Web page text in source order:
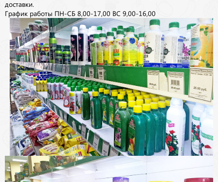
доставки.
График работы ПН-СБ 8,00-17,00 ВС 9,00-16,00